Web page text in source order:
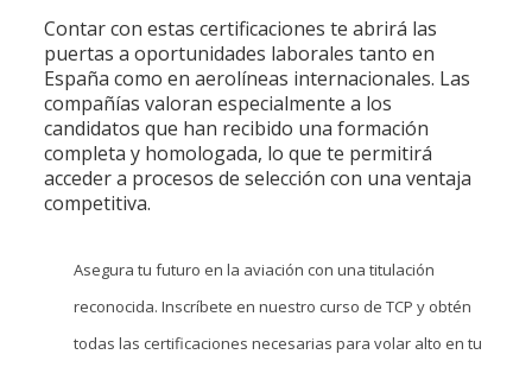
Contar con estas certificaciones te abrirá las
puertas a oportunidades laborales tanto en
España como en aerolíneas internacionales. Las
compañías valoran especialmente a los
candidatos que han recibido una formación
completa y homologada, lo que te permitirá
acceder a procesos de selección con una ventaja
competitiva.
Asegura tu futuro en la aviación con una titulación
reconocida. Inscríbete en nuestro curso de TCP y obtén
todas las certificaciones necesarias para volar alto en tu